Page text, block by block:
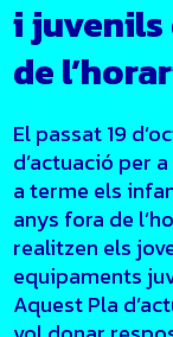
i juvenils
de
El passat 19
d’actuació per
a terme els
anys fora de
realitzen els
equipaments
Aquest Pla